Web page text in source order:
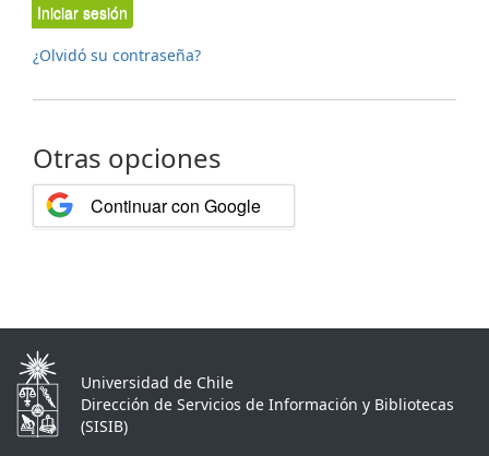
Iniciar sesión
¿Olvidó su contraseña?
Otras opciones
Continuar con Google
Universidad de Chile
Dirección de Servicios de Información y Bibliotecas
(SISIB)